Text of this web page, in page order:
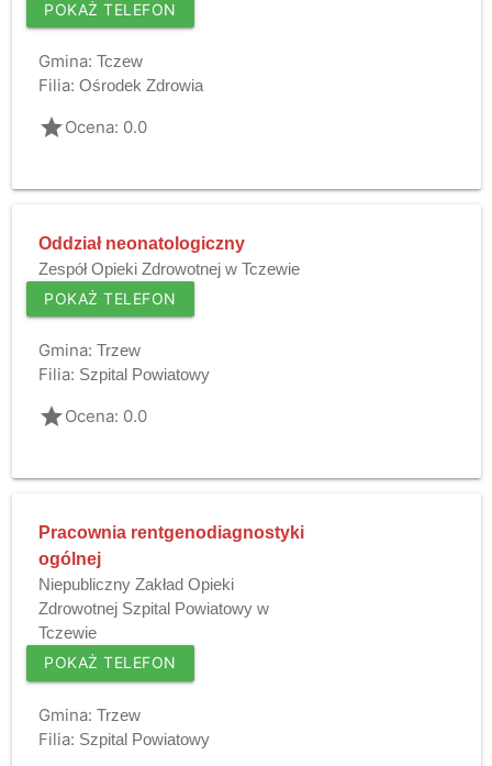
POKAŻ TELEFON
Gmina: Tczew
Filia: Ośrodek Zdrowia
gradeOcena: 0.0
Oddział neonatologiczny
Zespół Opieki Zdrowotnej w Tczewie
POKAŻ TELEFON
Gmina: Trzew
Filia: Szpital Powiatowy
gradeOcena: 0.0
Pracownia rentgenodiagnostyki
ogólnej
Niepubliczny Zakład Opieki
Zdrowotnej Szpital Powiatowy w
Tczewie
POKAŻ TELEFON
Gmina: Trzew
Filia: Szpital Powiatowy